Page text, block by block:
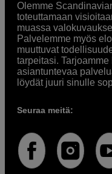
Olemme
toteuttamaan
muassa
Palvelemme myös
muuttuvat
tarpeitasi.
asiantuntevaa
löydät juuri sinulle
Seuraa meitä: